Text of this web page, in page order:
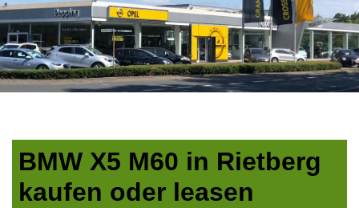
BMW X5 M60 in Rietberg
kaufen oder leasen